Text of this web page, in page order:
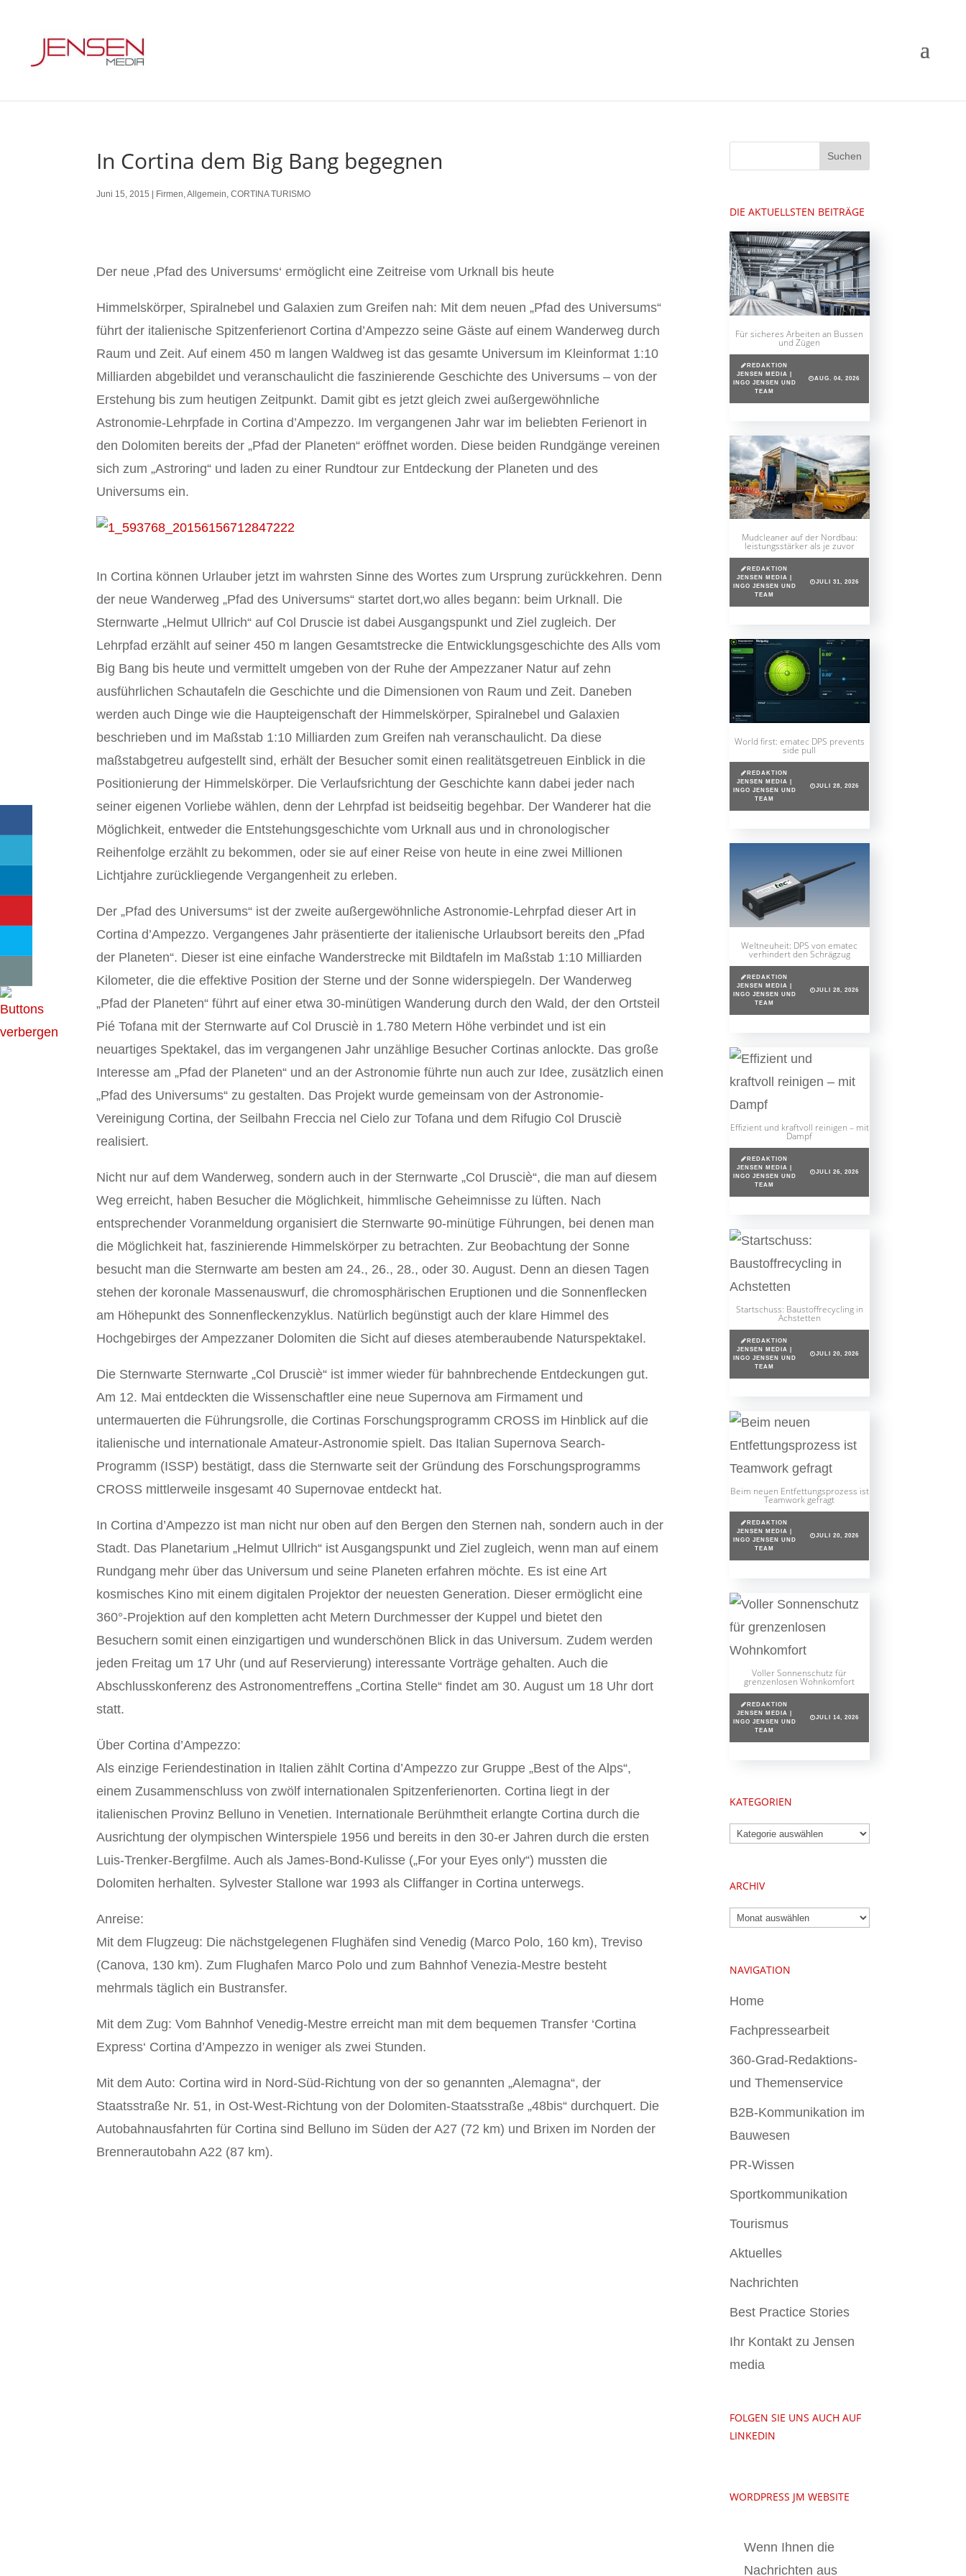
In Cortina dem Big Bang begegnen
Juni 15, 2015 Firmen,Allgemein,CORTINA TURISMO
Der neue ‚Pfad des Universums‘ ermöglicht eine Zeitreise vom Urknall bis heute
Himmelskörper, Spiralnebel und Galaxien zum Greifen nah: Mit dem neuen „Pfad des Universums“
führt der italienische Spitzenferienort Cortina d’Ampezzo seine Gäste auf einem Wanderweg durch
Raum und Zeit. Auf einem 450 m langen Waldweg ist das gesamte Universum im Kleinformat 1:10
Milliarden abgebildet und veranschaulicht die faszinierende Geschichte des Universums – von der
Erstehung bis zum heutigen Zeitpunkt. Damit gibt es jetzt gleich zwei außergewöhnliche
Astronomie-Lehrpfade in Cortina d’Ampezzo. Im vergangenen Jahr war im beliebten Ferienort in
den Dolomiten bereits der „Pfad der Planeten“ eröffnet worden. Diese beiden Rundgänge vereinen
sich zum „Astroring“ und laden zu einer Rundtour zur Entdeckung der Planeten und des
Universums ein.
In Cortina können Urlauber jetzt im wahrsten Sinne des Wortes zum Ursprung zurückkehren. Denn
der neue Wanderweg „Pfad des Universums“ startet dort,wo alles begann: beim Urknall. Die
Sternwarte „Helmut Ullrich“ auf Col Druscie ist dabei Ausgangspunkt und Ziel zugleich. Der
Lehrpfad erzählt auf seiner 450 m langen Gesamtstrecke die Entwicklungsgeschichte des Alls vom
Big Bang bis heute und vermittelt umgeben von der Ruhe der Ampezzaner Natur auf zehn
ausführlichen Schautafeln die Geschichte und die Dimensionen von Raum und Zeit. Daneben
werden auch Dinge wie die Haupteigenschaft der Himmelskörper, Spiralnebel und Galaxien
beschrieben und im Maßstab 1:10 Milliarden zum Greifen nah veranschaulicht. Da diese
maßstabgetreu aufgestellt sind, erhält der Besucher somit einen realitätsgetreuen Einblick in die
Positionierung der Himmelskörper. Die Verlaufsrichtung der Geschichte kann dabei jeder nach
seiner eigenen Vorliebe wählen, denn der Lehrpfad ist beidseitig begehbar. Der Wanderer hat die
Möglichkeit, entweder die Entstehungsgeschichte vom Urknall aus und in chronologischer
Reihenfolge erzählt zu bekommen, oder sie auf einer Reise von heute in eine zwei Millionen
Lichtjahre zurückliegende Vergangenheit zu erleben.
Der „Pfad des Universums“ ist der zweite außergewöhnliche Astronomie-Lehrpfad dieser Art in
Cortina d’Ampezzo. Vergangenes Jahr präsentierte der italienische Urlaubsort bereits den „Pfad
der Planeten“. Dieser ist eine einfache Wanderstrecke mit Bildtafeln im Maßstab 1:10 Milliarden
Kilometer, die die effektive Position der Sterne und der Sonne widerspiegeln. Der Wanderweg
„Pfad der Planeten“ führt auf einer etwa 30-minütigen Wanderung durch den Wald, der den Ortsteil
Pié Tofana mit der Sternwarte auf Col Drusciè in 1.780 Metern Höhe verbindet und ist ein
neuartiges Spektakel, das im vergangenen Jahr unzählige Besucher Cortinas anlockte. Das große
Interesse am „Pfad der Planeten“ und an der Astronomie führte nun auch zur Idee, zusätzlich einen
„Pfad des Universums“ zu gestalten. Das Projekt wurde gemeinsam von der Astronomie-
Vereinigung Cortina, der Seilbahn Freccia nel Cielo zur Tofana und dem Rifugio Col Drusciè
realisiert.
Nicht nur auf dem Wanderweg, sondern auch in der Sternwarte „Col Drusciè“, die man auf diesem
Weg erreicht, haben Besucher die Möglichkeit, himmlische Geheimnisse zu lüften. Nach
entsprechender Voranmeldung organisiert die Sternwarte 90-minütige Führungen, bei denen man
die Möglichkeit hat, faszinierende Himmelskörper zu betrachten. Zur Beobachtung der Sonne
besucht man die Sternwarte am besten am 24., 26., 28., oder 30. August. Denn an diesen Tagen
stehen der koronale Massenauswurf, die chromosphärischen Eruptionen und die Sonnenflecken
am Höhepunkt des Sonnenfleckenzyklus. Natürlich begünstigt auch der klare Himmel des
Hochgebirges der Ampezzaner Dolomiten die Sicht auf dieses atemberaubende Naturspektakel.
Die Sternwarte Sternwarte „Col Drusciè“ ist immer wieder für bahnbrechende Entdeckungen gut.
Am 12. Mai entdeckten die Wissenschaftler eine neue Supernova am Firmament und
untermauerten die Führungsrolle, die Cortinas Forschungsprogramm CROSS im Hinblick auf die
italienische und internationale Amateur-Astronomie spielt. Das Italian Supernova Search-
Programm (ISSP) bestätigt, dass die Sternwarte seit der Gründung des Forschungsprogramms
CROSS mittlerweile insgesamt 40 Supernovae entdeckt hat.
In Cortina d’Ampezzo ist man nicht nur oben auf den Bergen den Sternen nah, sondern auch in der
Stadt. Das Planetarium „Helmut Ullrich“ ist Ausgangspunkt und Ziel zugleich, wenn man auf einem
Rundgang mehr über das Universum und seine Planeten erfahren möchte. Es ist eine Art
kosmisches Kino mit einem digitalen Projektor der neuesten Generation. Dieser ermöglicht eine
360°-Projektion auf den kompletten acht Metern Durchmesser der Kuppel und bietet den
Besuchern somit einen einzigartigen und wunderschönen Blick in das Universum. Zudem werden
jeden Freitag um 17 Uhr (und auf Reservierung) interessante Vorträge gehalten. Auch die
Abschlusskonferenz des Astronomentreffens „Cortina Stelle“ findet am 30. August um 18 Uhr dort
statt.
Über Cortina d’Ampezzo:
Als einzige Feriendestination in Italien zählt Cortina d’Ampezzo zur Gruppe „Best of the Alps“,
einem Zusammenschluss von zwölf internationalen Spitzenferienorten. Cortina liegt in der
italienischen Provinz Belluno in Venetien. Internationale Berühmtheit erlangte Cortina durch die
Ausrichtung der olympischen Winterspiele 1956 und bereits in den 30-er Jahren durch die ersten
Luis-Trenker-Bergfilme. Auch als James-Bond-Kulisse („For your Eyes only“) mussten die
Dolomiten herhalten. Sylvester Stallone war 1993 als Cliffanger in Cortina unterwegs.
Anreise:
Mit dem Flugzeug: Die nächstgelegenen Flughäfen sind Venedig (Marco Polo, 160 km), Treviso
(Canova, 130 km). Zum Flughafen Marco Polo und zum Bahnhof Venezia-Mestre besteht
mehrmals täglich ein Bustransfer.
Mit dem Zug: Vom Bahnhof Venedig-Mestre erreicht man mit dem bequemen Transfer ‘Cortina
Express‘ Cortina d’Ampezzo in weniger als zwei Stunden.
Mit dem Auto: Cortina wird in Nord-Süd-Richtung von der so genannten „Alemagna“, der
Staatsstraße Nr. 51, in Ost-West-Richtung von der Dolomiten-Staatsstraße „48bis“ durchquert. Die
Autobahnausfahrten für Cortina sind Belluno im Süden der A27 (72 km) und Brixen im Norden der
Brennerautobahn A22 (87 km).
DIE AKTUELLSTEN BEITRÄGE
Für sicheres Arbeiten an Bussen
und Zügen
REDAKTION
JENSEN MEDIA |
INGO JENSEN UND
TEAM
AUG. 04, 2026
Mudcleaner auf der Nordbau:
leistungsstärker als je zuvor
REDAKTION
JENSEN MEDIA |
INGO JENSEN UND
TEAM
JULI 31, 2026
World first: ematec DPS prevents
side pull
REDAKTION
JENSEN MEDIA |
INGO JENSEN UND
TEAM
JULI 28, 2026
Weltneuheit: DPS von ematec
verhindert den Schrägzug
REDAKTION
JENSEN MEDIA |
INGO JENSEN UND
TEAM
JULI 28, 2026
Effizient und kraftvoll reinigen – mit
Dampf
REDAKTION
JENSEN MEDIA |
INGO JENSEN UND
TEAM
JULI 26, 2026
Startschuss: Baustoffrecycling in
Achstetten
REDAKTION
JENSEN MEDIA |
INGO JENSEN UND
TEAM
JULI 20, 2026
Beim neuen Entfettungsprozess ist
Teamwork gefragt
REDAKTION
JENSEN MEDIA |
INGO JENSEN UND
TEAM
JULI 20, 2026
Voller Sonnenschutz für
grenzenlosen Wohnkomfort
REDAKTION
JENSEN MEDIA |
INGO JENSEN UND
TEAM
JULI 14, 2026
KATEGORIEN
Kategorien
ARCHIV
Archiv
NAVIGATION
Home
Fachpressearbeit
360-Grad-Redaktions-
und Themenservice
B2B-Kommunikation im
Bauwesen
PR-Wissen
Sportkommunikation
Tourismus
Aktuelles
Nachrichten
Best Practice Stories
Ihr Kontakt zu Jensen
media
FOLGEN SIE UNS AUCH AUF
LINKEDIN
WORDPRESS JM WEBSITE
Wenn Ihnen die
Nachrichten aus